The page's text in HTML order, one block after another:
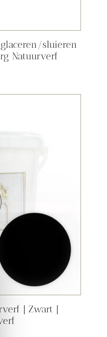
sluieren
Natuurverf
| Zwart |